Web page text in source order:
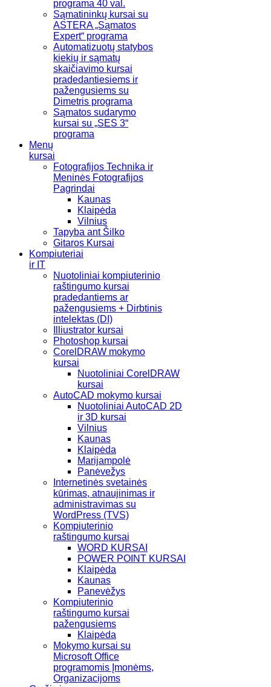
programa 40 val.
Sąmatininkų kursai su
ASTERA „Sąmatos
Expert“ programa
Automatizuotų statybos
kiekių ir sąmatų
skaičiavimo kursai
pradedantiesiems ir
pažengusiems su
Dimetris programa
Sąmatos sudarymo
kursai su „SES 3“
programa
Menų
kursai
Fotografijos Technika ir
Meninės Fotografijos
Pagrindai
Kaunas
Klaipėda
Vilnius
Tapyba ant Šilko
Gitaros Kursai
Kompiuteriai
ir IT
Nuotoliniai kompiuterinio
raštingumo kursai
pradedantiems ar
pažengusiems + Dirbtinis
intelektas (DI)
Illiustrator kursai
Photoshop kursai
CorelDRAW mokymo
kursai
Nuotoliniai CorelDRAW
kursai
AutoCAD mokymo kursai
Nuotoliniai AutoCAD 2D
ir 3D kursai
Vilnius
Kaunas
Klaipėda
Marijampolė
Panėvežys
Internetinės svetainės
kūrimas, atnaujinimas ir
administravimas su
WordPress (TVS)
Kompiuterinio
raštingumo kursai
WORD KURSAI
POWER POINT KURSAI
Klaipėda
Kaunas
Panevėžys
Kompiuterinio
raštingumo kursai
pažengusiems
Klaipėda
Mokymo kursai su
Microsoft Office
programomis Įmonėms,
Organizacijoms